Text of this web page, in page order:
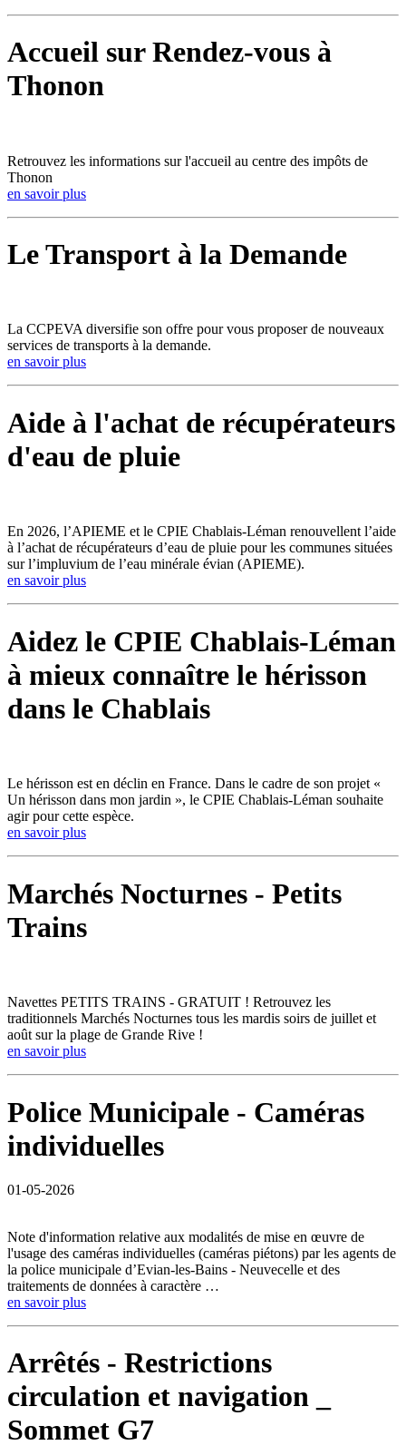
Accueil sur Rendez-vous à
Thonon
Retrouvez les informations sur l'accueil au centre des impôts de
Thonon
en savoir plus
Le Transport à la Demande
La CCPEVA diversifie son offre pour vous proposer de nouveaux
services de transports à la demande.
en savoir plus
Aide à l'achat de récupérateurs
d'eau de pluie
En 2026, l’APIEME et le CPIE Chablais-Léman renouvellent l’aide
à l’achat de récupérateurs d’eau de pluie pour les communes situées
sur l’impluvium de l’eau minérale évian (APIEME).
en savoir plus
Aidez le CPIE Chablais-Léman
à mieux connaître le hérisson
dans le Chablais
Le hérisson est en déclin en France. Dans le cadre de son projet «
Un hérisson dans mon jardin », le CPIE Chablais-Léman souhaite
agir pour cette espèce.
en savoir plus
Marchés Nocturnes - Petits
Trains
Navettes PETITS TRAINS - GRATUIT ! Retrouvez les
traditionnels Marchés Nocturnes tous les mardis soirs de juillet et
août sur la plage de Grande Rive !
en savoir plus
Police Municipale - Caméras
individuelles
01-05-2026
Note d'information relative aux modalités de mise en œuvre de
l'usage des caméras individuelles (caméras piétons) par les agents de
la police municipale d’Evian-les-Bains - Neuvecelle et des
traitements de données à caractère …
en savoir plus
Arrêtés - Restrictions
circulation et navigation _
Sommet G7